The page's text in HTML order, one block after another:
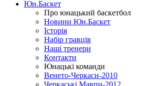
Юн.Баскет
Про юнацький баскетбол
Новини Юн.Баскет
Історія
Набір гравців
Наші тренери
Контакти
Юнацькі команди
Венето-Черкаси-2010
Черкаські Мавпи-2012